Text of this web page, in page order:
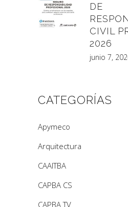
DE
CIVIL
2026
junio 7,
CATEGORÍAS
Apymeco
Arquitectura
CAAITBA
CAPBA CS
CAPBA TV